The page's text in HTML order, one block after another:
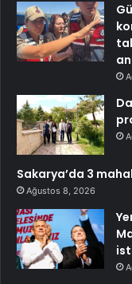
Sakarya’da 3
Ağustos 8, 2026